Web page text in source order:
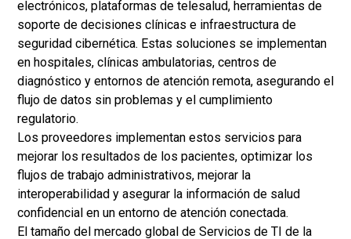
electrónicos, plataformas de telesalud, herramientas de
soporte de decisiones clínicas e infraestructura de
seguridad cibernética. Estas soluciones se implementan
en hospitales, clínicas ambulatorias, centros de
diagnóstico y entornos de atención remota, asegurando el
flujo de datos sin problemas y el cumplimiento
regulatorio.
Los proveedores implementan estos servicios para
mejorar los resultados de los pacientes, optimizar los
flujos de trabajo administrativos, mejorar la
interoperabilidad y asegurar la información de salud
confidencial en un entorno de atención conectada.
El tamaño del mercado global de Servicios de TI de la